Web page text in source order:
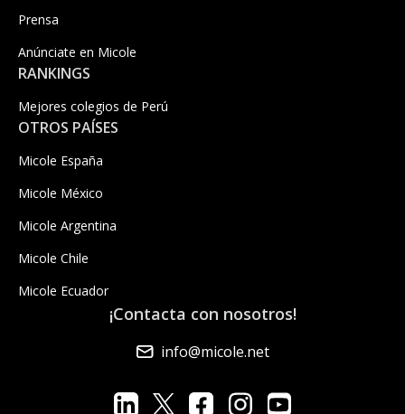
Prensa
Anúnciate en Micole
RANKINGS
Mejores colegios de Perú
OTROS PAÍSES
Micole España
Micole México
Micole Argentina
Micole Chile
Micole Ecuador
¡Contacta con nosotros!
info@micole.net